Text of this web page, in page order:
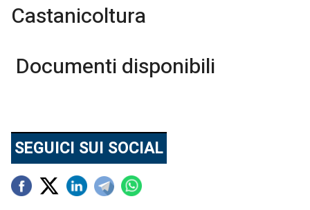
Castanicoltura
Documenti disponibili
SEGUICI SUI SOCIAL